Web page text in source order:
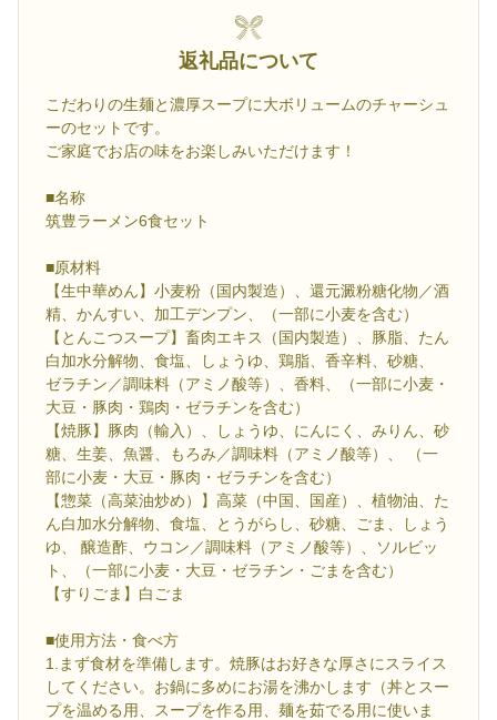
返礼品について
こだわりの生麺と濃厚スープに大ボリュームのチャーシュ
ーのセットです。
ご家庭でお店の味をお楽しみいただけます！
■名称
筑豊ラーメン6食セット
■原材料
【生中華めん】小麦粉（国内製造）、還元澱粉糖化物／酒
精、かんすい、加工デンプン、（一部に小麦を含む）
【とんこつスープ】畜肉エキス（国内製造）、豚脂、たん
白加水分解物、食塩、しょうゆ、鶏脂、香辛料、砂糖、
ゼラチン／調味料（アミノ酸等）、香料、（一部に小麦・
大豆・豚肉・鶏肉・ゼラチンを含む）
【焼豚】豚肉（輸入）、しょうゆ、にんにく、みりん、砂
糖、生姜、魚醤、もろみ／調味料（アミノ酸等）、 （一
部に小麦・大豆・豚肉・ゼラチンを含む）
【惣菜（高菜油炒め）】高菜（中国、国産）、植物油、た
ん白加水分解物、食塩、とうがらし、砂糖、ごま、しょう
ゆ、 醸造酢、ウコン／調味料（アミノ酸等）、ソルビッ
ト、（一部に小麦・大豆・ゼラチン・ごまを含む）
【すりごま】白ごま
■使用方法・食べ方
1.まず食材を準備します。焼豚はお好きな厚さにスライス
してください。お鍋に多めにお湯を沸かします（丼とスー
プを温める用、スープを作る用、麺を茹でる用に使いま